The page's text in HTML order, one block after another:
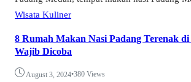
Wisata Kuliner
8 Rumah Makan Nasi Padang Terenak
Wajib Dicoba
August 3, 2024•380 Views